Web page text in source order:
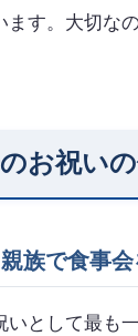
ます。大切な
お祝い
族で食事会
いとして最も